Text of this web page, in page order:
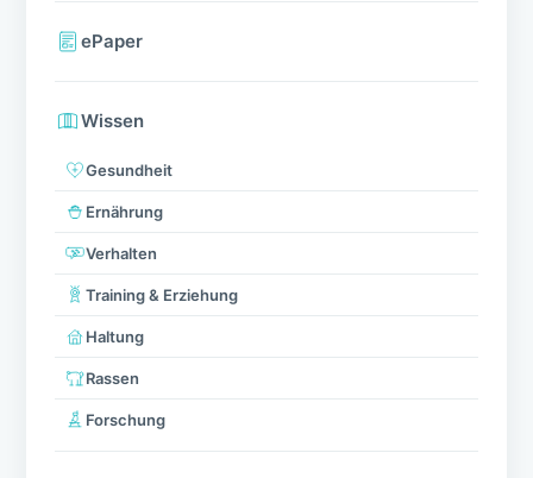
ePaper
Wissen
Gesundheit
Ernährung
Verhalten
Training & Erziehung
Haltung
Rassen
Forschung